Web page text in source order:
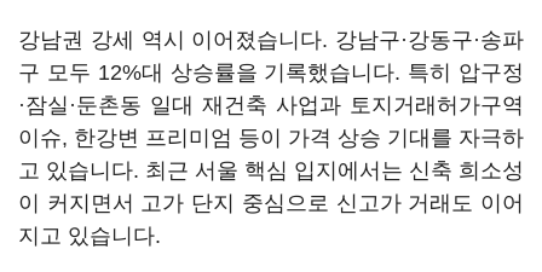
강남권 강세 역시 이어졌습니다. 강남구·강동구·송파
구 모두 12%대 상승률을 기록했습니다. 특히 압구정
·잠실·둔촌동 일대 재건축 사업과 토지거래허가구역
이슈, 한강변 프리미엄 등이 가격 상승 기대를 자극하
고 있습니다. 최근 서울 핵심 입지에서는 신축 희소성
이 커지면서 고가 단지 중심으로 신고가 거래도 이어
지고 있습니다.